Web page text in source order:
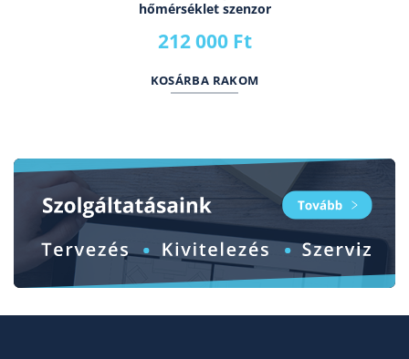
hőmérséklet szenzor
212 000 Ft
KOSÁRBA RAKOM